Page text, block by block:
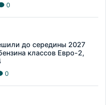
0
до середины 2027
классов Евро-2,
0